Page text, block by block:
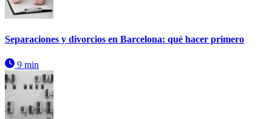
Separaciones y divorcios en Barcelona: qué hacer primero
9 min